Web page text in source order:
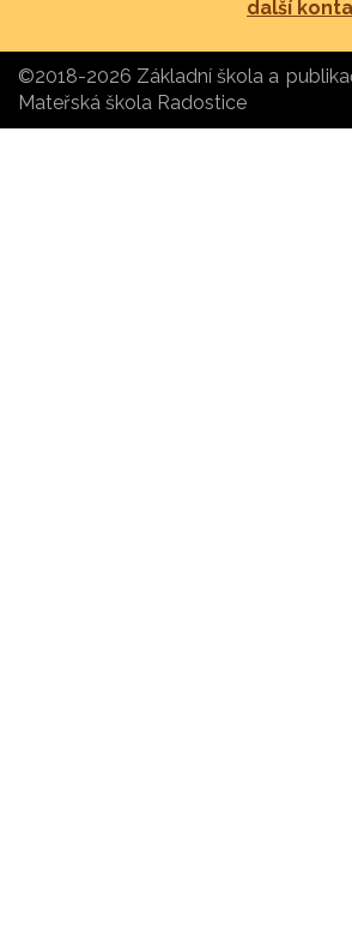
další
©2018-2026 Základní škola a
Mateřská škola Radostice